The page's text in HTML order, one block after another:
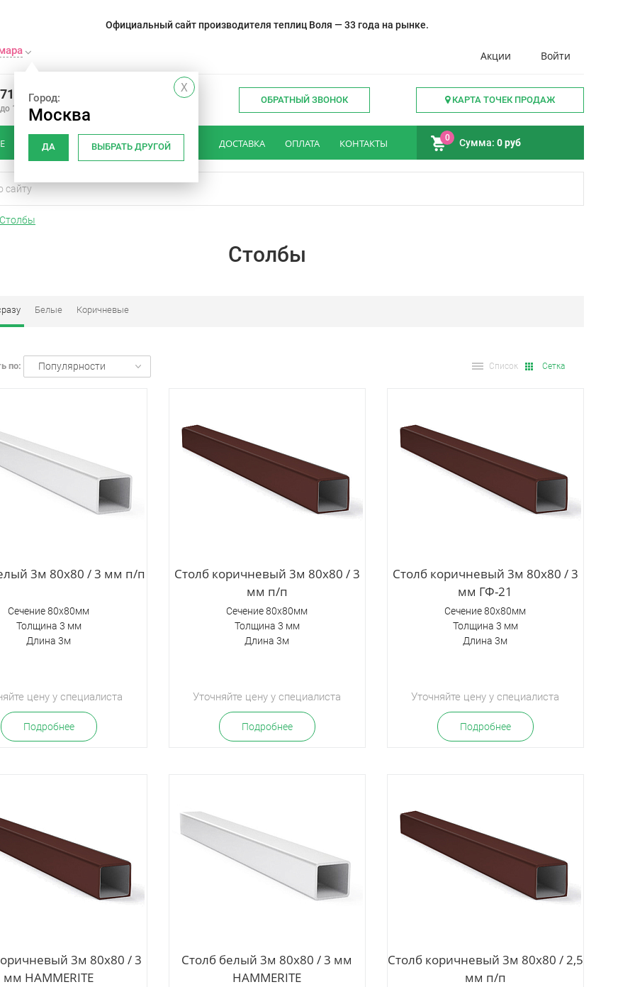
Официальный сайт производителя теплиц Воля — 33 года на рынке.
X
Город:
Москва
ДА ВЫБРАТЬ ДРУГОЙ
Акции Войти
22-21
18:00
КАРТА ТОЧЕК ПРОДАЖ
ОБРАТНЫЙ ЗВОНОК
КАК ВЫБРАТЬ ШТАКЕТНИК ОТЗЫВЫ ДОСТАВКА ОПЛАТА КОНТАКТЫ 0 Сумма: 0 руб
Столбы
Столбы
Белые Коричневые
по: Популярности Список Сетка
3м 80х80 / 3 мм п/п
Сечение 80х80мм
Толщина 3 мм
Длина 3м
цену у специалиста
Подробнее
Столб коричневый 3м 80х80 / 3
мм п/п
Сечение 80х80мм
Толщина 3 мм
Длина 3м
Уточняйте цену у специалиста
Подробнее
Столб коричневый 3м 80х80 / 3
мм ГФ-21
Сечение 80х80мм
Толщина 3 мм
Длина 3м
Уточняйте цену у специалиста
Подробнее
3м 80х80 / 3
мм HAMMERITE
Столб белый 3м 80х80 / 3 мм
HAMMERITE
Столб коричневый 3м 80х80 / 2,5
мм п/п